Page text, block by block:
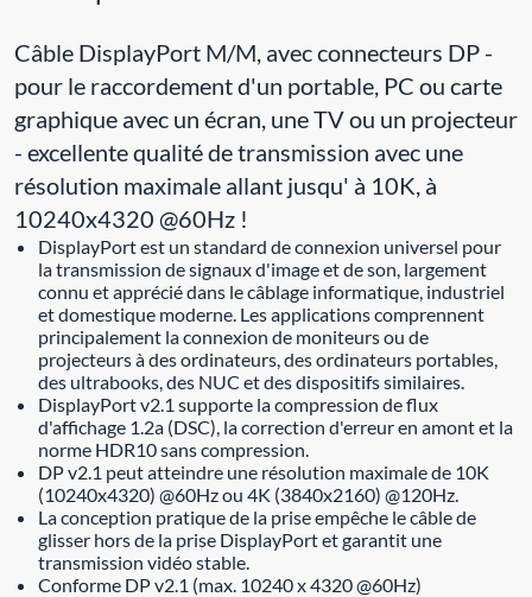
Câble DisplayPort M/M, avec connecteurs DP -
pour le raccordement d'un portable, PC ou carte
graphique avec un écran, une TV ou un projecteur
- excellente qualité de transmission avec une
résolution maximale allant jusqu' à 10K, à
10240x4320 @60Hz !
DisplayPort est un standard de connexion universel pour
la transmission de signaux d'image et de son, largement
connu et apprécié dans le câblage informatique, industriel
et domestique moderne. Les applications comprennent
principalement la connexion de moniteurs ou de
projecteurs à des ordinateurs, des ordinateurs portables,
des ultrabooks, des NUC et des dispositifs similaires.
DisplayPort v2.1 supporte la compression de flux
d'affichage 1.2a (DSC), la correction d'erreur en amont et la
norme HDR10 sans compression.
DP v2.1 peut atteindre une résolution maximale de 10K
(10240x4320) @60Hz ou 4K (3840x2160) @120Hz.
La conception pratique de la prise empêche le câble de
glisser hors de la prise DisplayPort et garantit une
transmission vidéo stable.
Conforme DP v2.1 (max. 10240 x 4320 @60Hz)